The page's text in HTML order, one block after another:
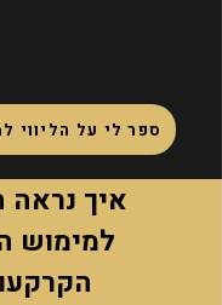
ספר לי על הליווי
איך נראה
למימוש